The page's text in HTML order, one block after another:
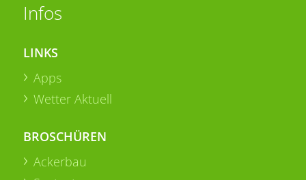
Infos
LINKS
Apps
Wetter Aktuell
BROSCHÜREN
Ackerbau